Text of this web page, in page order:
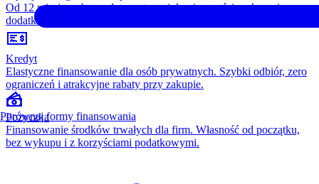
Od 12 miesięcy, bez opłaty wstępnej, konieczności wykupu i
dodatkowych kosztów. Wszystko w cenie raty.
Kredyt
Elastyczne finansowanie dla osób prywatnych. Szybki odbiór, zero
ograniczeń i atrakcyjne rabaty przy zakupie.
Pożyczka
Finansowanie środków trwałych dla firm. Własność od początku,
bez wykupu i z korzyściami podatkowymi.
Porównaj formy finansowania